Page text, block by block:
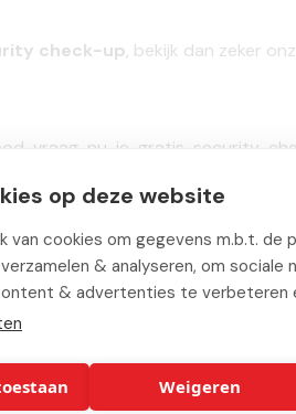
check-up, bekijk dan zeker
vraag-nu-je-gratis-security-
op deze website
van cookies om gegevens m.b.t. de
& analyseren, om
& advertenties te verbeteren
Weigeren